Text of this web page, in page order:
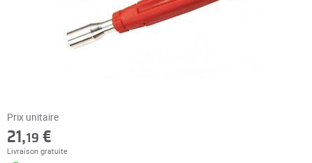
Prix unitaire
21,19 €
Livraison gratuite